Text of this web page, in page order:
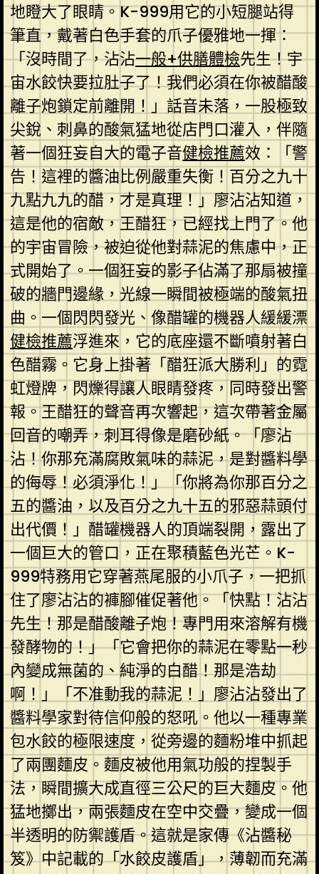
地瞪大了眼睛。K-999用它的小短腿站得
筆直，戴著白色手套的爪子優雅地一揮：
「沒時間了，沾沾一般+供膳體檢先生！宇
宙水餃快要拉肚子了！我們必須在你被醋酸
離子炮鎖定前離開！」話音未落，一股極致
尖銳、刺鼻的酸氣猛地從店門口灌入，伴隨
著一個狂妄自大的電子音健檢推薦效：「警
告！這裡的醬油比例嚴重失衡！百分之九十
九點九九的醋，才是真理！」廖沾沾知道，
這是他的宿敵，王醋狂，已經找上門了。他
的宇宙冒險，被迫從他對蒜泥的焦慮中，正
式開始了。一個狂妄的影子佔滿了那扇被撞
破的牆門邊緣，光線一瞬間被極端的酸氣扭
曲。一個閃閃發光、像醋罐的機器人緩緩漂
健檢推薦浮進來，它的底座還不斷噴射著白
色醋霧。它身上掛著「醋狂派大勝利」的霓
虹燈牌，閃爍得讓人眼睛發疼，同時發出警
報。王醋狂的聲音再次響起，這次帶著金屬
回音的嘲弄，刺耳得像是磨砂紙。「廖沾
沾！你那充滿腐敗氣味的蒜泥，是對醬料學
的侮辱！必須淨化！」「你將為你那百分之
五的醬油，以及百分之九十五的邪惡蒜頭付
出代價！」醋罐機器人的頂端裂開，露出了
一個巨大的管口，正在聚積藍色光芒。K-
999特務用它穿著燕尾服的小爪子，一把抓
住了廖沾沾的褲腳催促著他。「快點！沾沾
先生！那是醋酸離子炮！專門用來溶解有機
發酵物的！」「它會把你的蒜泥在零點一秒
內變成無菌的、純淨的白醋！那是浩劫
啊！」「不准動我的蒜泥！」廖沾沾發出了
醬料學家對待信仰般的怒吼。他以一種專業
包水餃的極限速度，從旁邊的麵粉堆中抓起
了兩團麵皮。麵皮被他用氣功般的捏製手
法，瞬間擴大成直徑三公尺的巨大麵皮。他
猛地擲出，兩張麵皮在空中交疊，變成一個
半透明的防禦護盾。這就是家傳《沾醬秘
笈》中記載的「水餃皮護盾」，薄韌而充滿